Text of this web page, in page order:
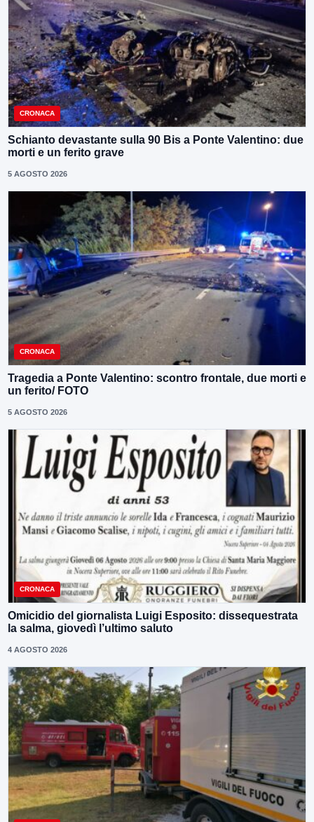
CRONACA
Schianto devastante sulla 90 Bis a Ponte Valentino: due
morti e un ferito grave
5 AGOSTO 2026
CRONACA
Tragedia a Ponte Valentino: scontro frontale, due morti e
un ferito/ FOTO
5 AGOSTO 2026
CRONACA
Omicidio del giornalista Luigi Esposito: dissequestrata
la salma, giovedì l’ultimo saluto
4 AGOSTO 2026